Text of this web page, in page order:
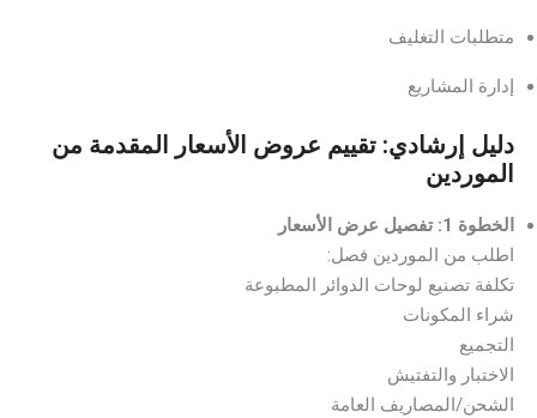
متطلبات التغليف
إدارة المشاريع
دليل إرشادي: تقييم عروض الأسعار المقدمة من
الموردين
الخطوة 1: تفصيل عرض الأسعار
اطلب من الموردين فصل:
تكلفة تصنيع لوحات الدوائر المطبوعة
شراء المكونات
التجميع
الاختبار والتفتيش
الشحن/المصاريف العامة